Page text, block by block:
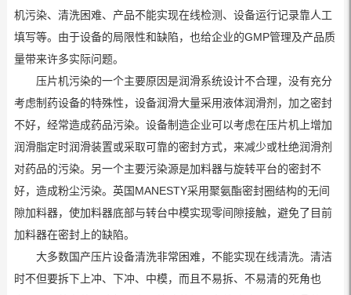
机污染、清洗困难、产品不能实现在线检测、设备运行记录靠人工
填写等。由于设备的局限性和缺陷，也给企业的GMP管理及产品质
量带来许多实际问题。
压片机污染的一个主要原因是润滑系统设计不合理，没有充分
考虑制药设备的特殊性，设备润滑大量采用液体润滑剂，加之密封
不好，经常造成药品污染。设备制造企业可以考虑在压片机上增加
润滑脂定时润滑装置或采取可靠的密封方式，来减少或杜绝润滑剂
对药品的污染。另一个主要污染源是加料器与旋转平台的密封不
好，造成粉尘污染。英国MANESTY采用聚氨酯密封圈结构的无间
隙加料器，使加料器底部与转台中模实现零间隙接触，避免了目前
加料器在密封上的缺陷。
大多数国产压片设备清洗非常困难，不能实现在线清洗。清洁
时不但要拆下上冲、下冲、中模，而且不易拆、不易清的死角也